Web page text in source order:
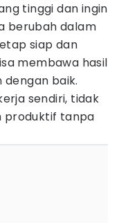
tinggi dan ingin
berubah dalam
siap dan
membawa hasil
baik.
sendiri, tidak
produktif tanpa